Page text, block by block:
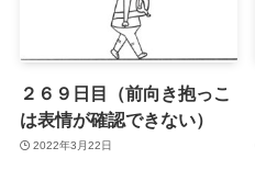
２６９日目（前向き抱っこ
は表情が確認できない）
2022年3月22日